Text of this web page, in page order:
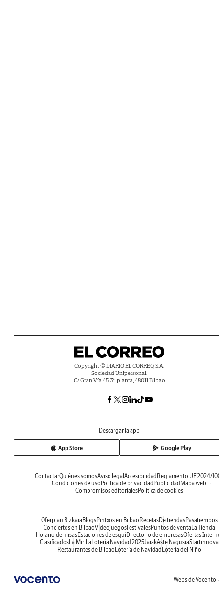
Copyright © DIARIO EL CORREO, S.A.
Sociedad Unipersonal.
C/ Gran Vía 45, 3ª planta, 48011 Bilbao
Descargar la app
App Store Google Play
ContactarQuiénes somosAviso legal Accesibilidad Reglamento UE 2024/
Condiciones de uso Política de privacidad Publicidad Mapa web
Compromisos editorialesPolítica de cookies
Oferplan Bizkaia BlogsPintxos en Bilbao RecetasDe tiendasPasatiempos
Conciertos en BilbaoVideojuegosFestivalesPuntos de venta La Tienda
Horario de misasEstaciones de esquíDirectorio de empresasOfertas
ClasificadosLa Mirilla Lotería Navidad 2025JaiakAste NagusiaStartinnova
Restaurantes de Bilbao Lotería de Navidad Lotería del Niño
Webs de Vocento